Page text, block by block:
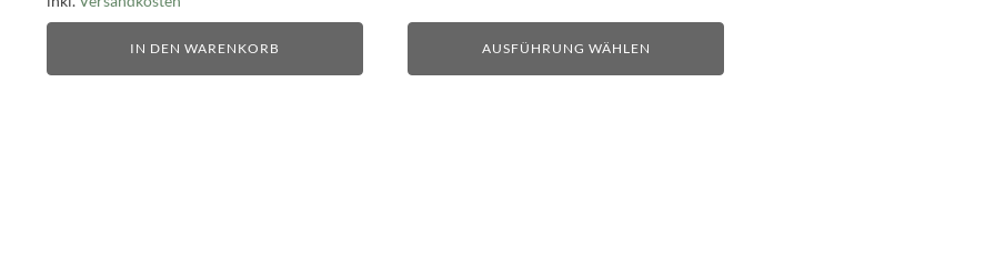
IN DEN WARENKORB AUSFÜHRUNG WÄHLEN